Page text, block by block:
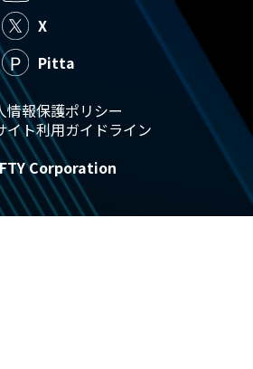
X
Pitta
情報保護ポリシー
イト利用ガイドライン
Corporation